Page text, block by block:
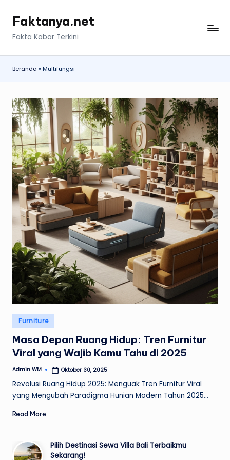
Faktanya.net
Fakta Kabar Terkini
Beranda »Multifungsi
Posted
in
Furniture
Masa Depan Ruang Hidup: Tren Furnitur
Viral yang Wajib Kamu Tahu di 2025
Posted
Admin WM Oktober 30, 2025
Revolusi Ruang Hidup 2025: Menguak Tren Furnitur Viral
yang Mengubah Paradigma Hunian Modern Tahun 2025…
Read More
Pilih Destinasi Sewa Villa Bali Terbaikmu
Sekarang!